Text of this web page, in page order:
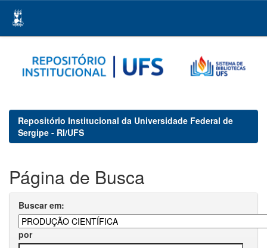
navigation
Repositório Institucional da Universidade Federal de
Sergipe - RI/UFS
Página de Busca
Buscar em:
por